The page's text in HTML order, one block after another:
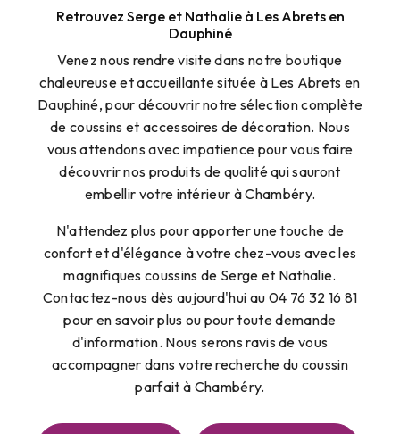
Retrouvez Serge et Nathalie à Les Abrets en
Dauphiné
Venez nous rendre visite dans notre boutique
chaleureuse et accueillante située à Les Abrets en
Dauphiné, pour découvrir notre sélection complète
de coussins et accessoires de décoration. Nous
vous attendons avec impatience pour vous faire
découvrir nos produits de qualité qui sauront
embellir votre intérieur à Chambéry.
N'attendez plus pour apporter une touche de
confort et d'élégance à votre chez-vous avec les
magnifiques coussins de Serge et Nathalie.
Contactez-nous dès aujourd'hui au 04 76 32 16 81
pour en savoir plus ou pour toute demande
d'information. Nous serons ravis de vous
accompagner dans votre recherche du coussin
parfait à Chambéry.